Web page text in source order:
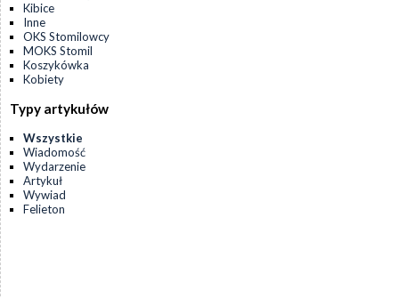
Kibice
Inne
OKS Stomilowcy
MOKS Stomil
Koszykówka
Kobiety
Typy artykułów
Wszystkie
Wiadomość
Wydarzenie
Artykuł
Wywiad
Felieton